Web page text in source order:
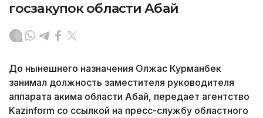
госзакупок области Абай
До нынешнего назначения Олжас Курманбек
занимал должность заместителя руководителя
аппарата акима области Абай, передает агентство
Kazinform со ссылкой на пресс-службу областного